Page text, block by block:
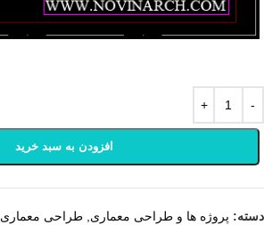
افزودن به سبد خرید
دسته: پروژه ها و طراحی معماری طراحی معماری